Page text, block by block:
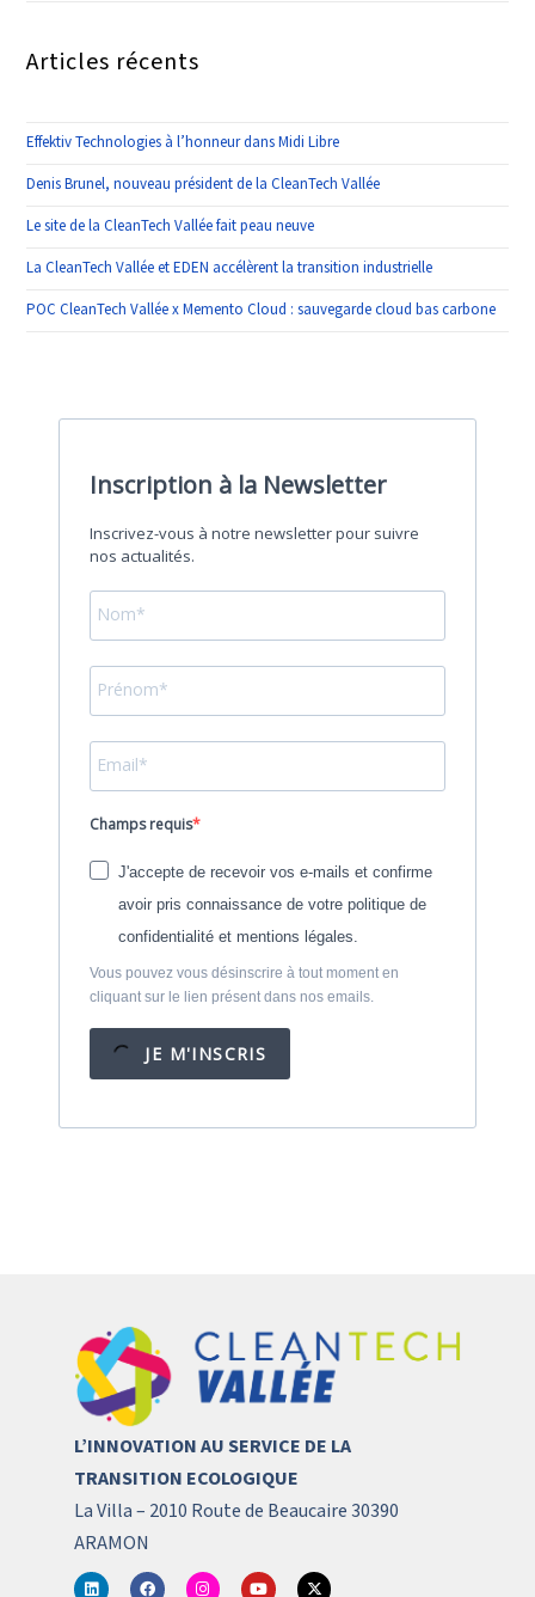
Articles récents
Effektiv Technologies à l’honneur dans Midi Libre
Denis Brunel, nouveau président de la CleanTech Vallée
Le site de la CleanTech Vallée fait peau neuve
La CleanTech Vallée et EDEN accélèrent la transition industrielle
POC CleanTech Vallée x Memento Cloud : sauvegarde cloud bas carbone
Inscription à la Newsletter
Inscrivez-vous à notre newsletter pour suivre
nos actualités.
Champs requis
J'accepte de recevoir vos e-mails et confirme
avoir pris connaissance de votre politique de
confidentialité et mentions légales.
Vous pouvez vous désinscrire à tout moment en
cliquant sur le lien présent dans nos emails.
JE M'INSCRIS
L’INNOVATION AU SERVICE DE LA
TRANSITION ECOLOGIQUE
La Villa – 2010 Route de Beaucaire 30390
ARAMON